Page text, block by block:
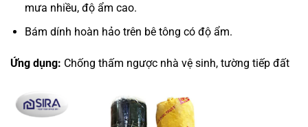
mưa nhiều, độ ẩm cao.
Bám dính hoàn hảo trên bê tông có độ ẩm.
Ứng dụng: Chống thấm ngược nhà vệ sinh, tường tiếp đất